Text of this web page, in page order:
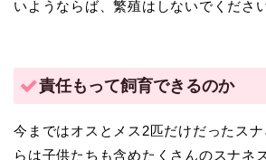
いようならば、繁殖はしないでください
責任もって飼育できるのか
今まではオスとメス2匹だけだったス
らは子供たちも含めたくさんのスナネ